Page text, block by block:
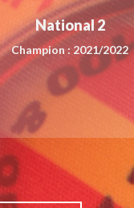
National 2
Champion : 2021/2022